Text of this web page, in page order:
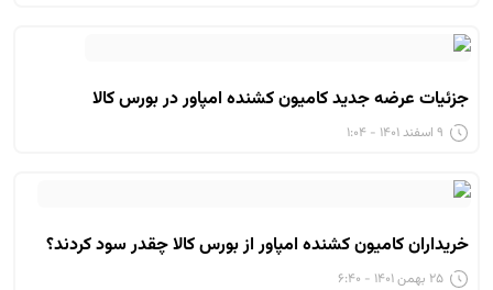
جزئیات عرضه جدید کامیون کشنده امپاور در بورس کالا
۹ اسفند ۱۴۰۱ - ۱:۰۴
خریداران کامیون کشنده امپاور از بورس کالا چقدر سود کردند؟
۲۵ بهمن ۱۴۰۱ - ۶:۴۰